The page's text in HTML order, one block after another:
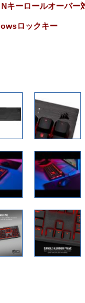
キーロールオーバー
ロックキー